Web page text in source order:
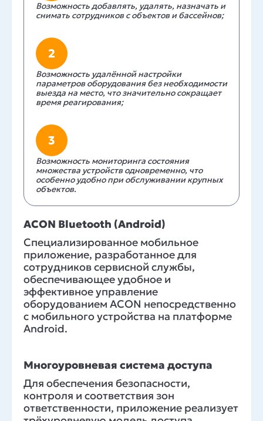
Возможность добавлять, удалять, назначать и
снимать сотрудников с объектов и бассейнов;
2
Возможность удалённой настройки
параметров оборудования без необходимости
выезда на место, что значительно сокращает
время реагирования;
3
Возможность мониторинга состояния
множества устройств одновременно, что
особенно удобно при обслуживании крупных
объектов.
ACON Bluetooth (Android)
Специализированное мобильное
приложение, разработанное для
сотрудников сервисной службы,
обеспечивающее удобное и
эффективное управление
оборудованием ACON непосредственно
с мобильного устройства на платформе
Android.
Многоуровневая система доступа
Для обеспечения безопасности,
контроля и соответствия зон
ответственности, приложение реализует